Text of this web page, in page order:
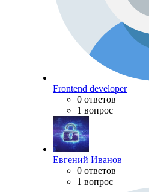
Frontend developer
0 ответов
1 вопрос
Евгений Иванов
0 ответов
1 вопрос